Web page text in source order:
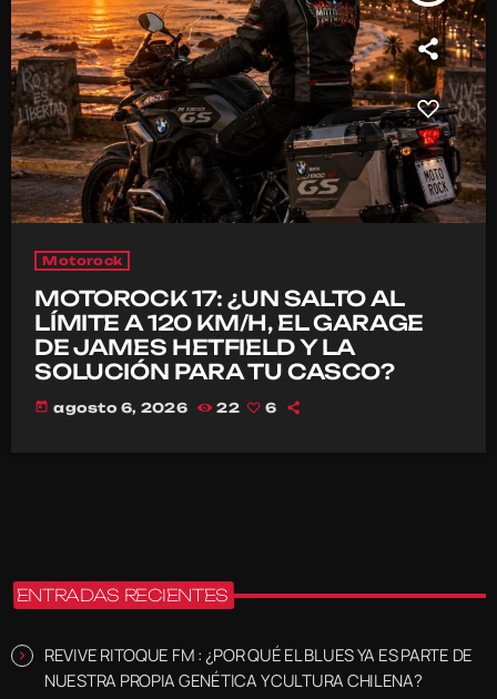
Motorock
MOTOROCK 17: ¿UN SALTO AL
LÍMITE A 120 KM/H, EL GARAGE
DE JAMES HETFIELD Y LA
SOLUCIÓN PARA TU CASCO?
today agosto 6, 2026 22 6
ENTRADAS RECIENTES
REVIVE RITOQUE FM : ¿POR QUÉ EL BLUES YA ES PARTE DE
NUESTRA PROPIA GENÉTICA Y CULTURA CHILENA?